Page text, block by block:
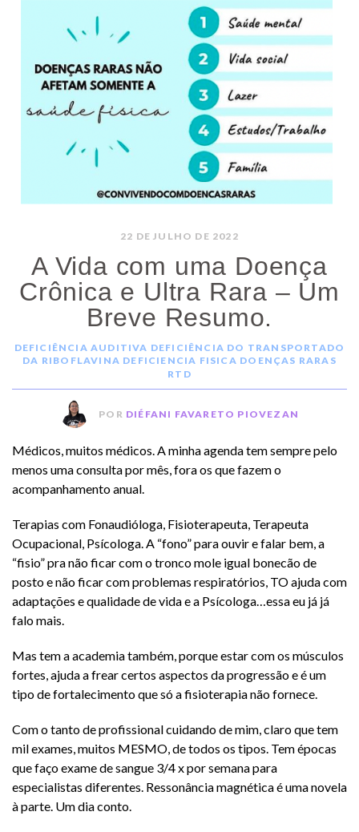
22 DE JULHO DE 2022
A Vida com uma Doença
Crônica e Ultra Rara – Um
Breve Resumo.
DEFICIÊNCIA AUDITIVA DEFICIÊNCIA DO TRANSPORTADO
DA RIBOFLAVINA DEFICIENCIA FISICA DOENÇAS RARAS
RTD
POR DIÉFANI FAVARETO PIOVEZAN
Médicos, muitos médicos. A minha agenda tem sempre pelo
menos uma consulta por mês, fora os que fazem o
acompanhamento anual.
Terapias com Fonaudióloga, Fisioterapeuta, Terapeuta
Ocupacional, Psícologa. A “fono” para ouvir e falar bem, a
“fisio” pra não ficar com o tronco mole igual bonecão de
posto e não ficar com problemas respiratórios, TO ajuda com
adaptações e qualidade de vida e a Psícologa…essa eu já já
falo mais.
Mas tem a academia também, porque estar com os músculos
fortes, ajuda a frear certos aspectos da progressão e é um
tipo de fortalecimento que só a fisioterapia não fornece.
Com o tanto de profissional cuidando de mim, claro que tem
mil exames, muitos MESMO, de todos os tipos. Tem épocas
que faço exame de sangue 3/4 x por semana para
especialistas diferentes. Ressonância magnética é uma novela
à parte. Um dia conto.